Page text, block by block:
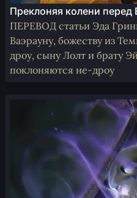
Преклоняя колени перед
ПЕРЕВОД статьи Эда
Ваэрауну, божеству из
дроу, сыну Лолт и брату
поклоняются не-дроу